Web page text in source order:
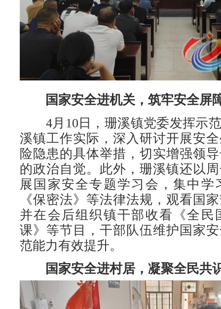
国家安全进机关，筑牢安全屏
4月10日，珊溪镇党委发挥示范
溪镇工作实际，深入研讨开展安
险隐患的具体举措，切实增强领
的政治自觉。此外，珊溪镇还以
展国家安全专题学习会，集中学
《保密法》等法律法规，观看国
并在会后组织镇干部收看《全民
课》等节目，干部队伍维护国家
范能力有效提升。
国家安全进村居，凝聚全民共